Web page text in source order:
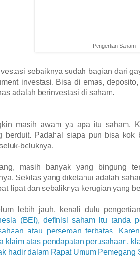
Pengertian Saham
sebaiknya sudah bagian dari
investasi. Bisa di emas,
adalah berinvestasi di saham.
masih awam ya apa itu saham.
berduit. Padahal siapa pun bisa kok
beluknya.
masih banyak yang bingung
Sekilas yang diketahui adalah
lipat dan sebaliknya kerugian yang
lebih jauh, kenali dulu
(BEI), definisi saham itu tanda
atau perseroan terbatas.
klaim atas pendapatan perusahaan,
hadir dalam Rapat Umum Pemegang